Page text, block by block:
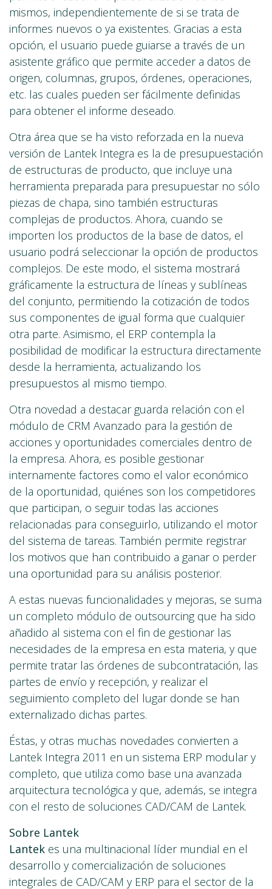
mismos, independientemente de si se trata de
informes nuevos o ya existentes. Gracias a esta
opción, el usuario puede guiarse a través de un
asistente gráfico que permite acceder a datos de
origen, columnas, grupos, órdenes, operaciones,
etc. las cuales pueden ser fácilmente definidas
para obtener el informe deseado.
Otra área que se ha visto reforzada en la nueva
versión de Lantek Integra es la de presupuestación
de estructuras de producto, que incluye una
herramienta preparada para presupuestar no sólo
piezas de chapa, sino también estructuras
complejas de productos. Ahora, cuando se
importen los productos de la base de datos, el
usuario podrá seleccionar la opción de productos
complejos. De este modo, el sistema mostrará
gráficamente la estructura de líneas y sublíneas
del conjunto, permitiendo la cotización de todos
sus componentes de igual forma que cualquier
otra parte. Asimismo, el ERP contempla la
posibilidad de modificar la estructura directamente
desde la herramienta, actualizando los
presupuestos al mismo tiempo.
Otra novedad a destacar guarda relación con el
módulo de CRM Avanzado para la gestión de
acciones y oportunidades comerciales dentro de
la empresa. Ahora, es posible gestionar
internamente factores como el valor económico
de la oportunidad, quiénes son los competidores
que participan, o seguir todas las acciones
relacionadas para conseguirlo, utilizando el motor
del sistema de tareas. También permite registrar
los motivos que han contribuido a ganar o perder
una oportunidad para su análisis posterior.
A estas nuevas funcionalidades y mejoras, se suma
un completo módulo de outsourcing que ha sido
añadido al sistema con el fin de gestionar las
necesidades de la empresa en esta materia, y que
permite tratar las órdenes de subcontratación, las
partes de envío y recepción, y realizar el
seguimiento completo del lugar donde se han
externalizado dichas partes.
Éstas, y otras muchas novedades convierten a
Lantek Integra 2011 en un sistema ERP modular y
completo, que utiliza como base una avanzada
arquitectura tecnológica y que, además, se integra
con el resto de soluciones CAD/CAM de Lantek.
Sobre Lantek
Lantek es una multinacional líder mundial en el
desarrollo y comercialización de soluciones
integrales de CAD/CAM y ERP para el sector de la